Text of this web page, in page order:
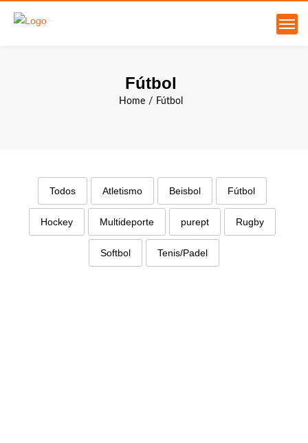
Fútbol
Home Fútbol
Todos Atletismo Beisbol Fútbol
Hockey Multideporte purept Rugby
Softbol Tenis/Padel